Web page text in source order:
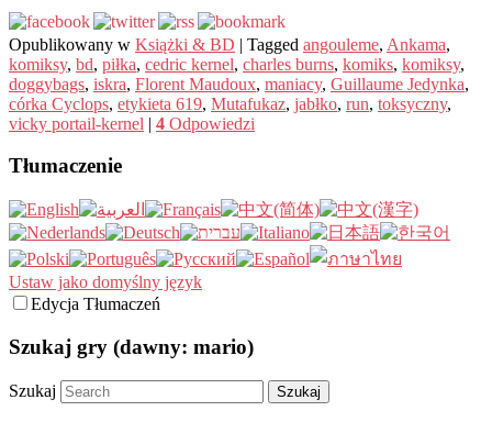
Opublikowany w Książki & BD | Tagged angouleme, Ankama,
komiksy, bd, piłka, cedric kernel, charles burns, komiks, komiksy,
doggybags, iskra, Florent Maudoux, maniacy, Guillaume Jedynka,
córka Cyclops, etykieta 619, Mutafukaz, jabłko, run, toksyczny,
vicky portail-kernel | 4 Odpowiedzi
Tłumaczenie
Ustaw jako domyślny język
Edycja Tłumaczeń
Szukaj gry (dawny: mario)
Szukaj